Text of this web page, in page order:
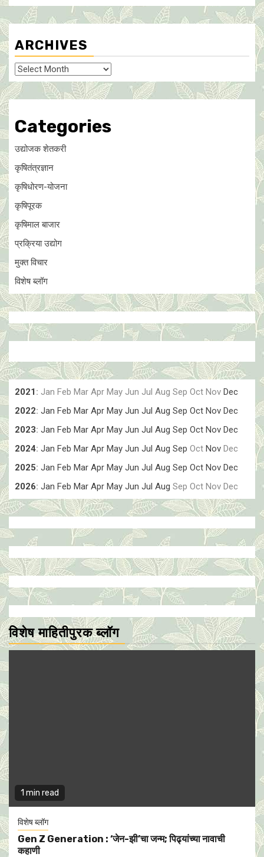
ARCHIVES
Archives
Categories
उद्योजक शेतकरी
कृषितंत्रज्ञान
कृषिधोरण-योजना
कृषिपूरक
कृषिमाल बाजार
प्रक्रिया उद्योग
मुक्त विचार
विशेष ब्लॉग
2021 : Jan Feb Mar Apr May Jun Jul Aug Sep Oct Nov Dec
2022: Jan Feb Mar Apr May Jun Jul Aug Sep Oct Nov Dec
2023: Jan Feb Mar Apr May Jun Jul Aug Sep Oct Nov Dec
2024: Jan Feb Mar Apr May Jun Jul Aug Sep Oct Nov Dec
2025: Jan Feb Mar Apr May Jun Jul Aug Sep Oct Nov Dec
2026: Jan Feb Mar Apr May Jun Jul Aug Sep Oct Nov Dec
विशेष माहितीपुरक ब्लॉग
1 min read
विशेष ब्लॉग
Gen Z Generation : ‘जेन-झी’चा जन्म; पिढ्यांच्या नावाची
कहाणी